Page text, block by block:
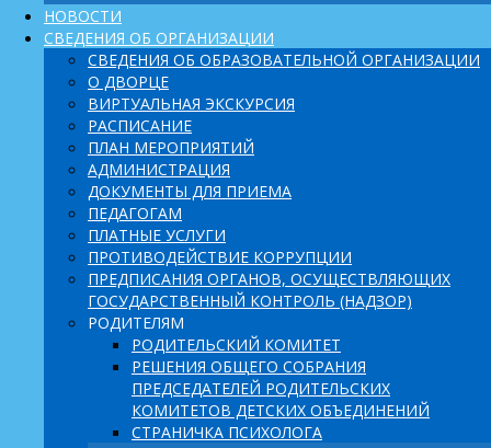
НОВОСТИ
СВЕДЕНИЯ ОБ ОРГАНИЗАЦИИ
СВЕДЕНИЯ ОБ ОБРАЗОВАТЕЛЬНОЙ ОРГАНИЗАЦИИ
О ДВОРЦЕ
ВИРТУАЛЬНАЯ ЭКСКУРСИЯ
РАСПИСАНИЕ
ПЛАН МЕРОПРИЯТИЙ
АДМИНИСТРАЦИЯ
ДОКУМЕНТЫ ДЛЯ ПРИЕМА
ПЕДАГОГАМ
ПЛАТНЫЕ УСЛУГИ
ПРОТИВОДЕЙСТВИЕ КОРРУПЦИИ
ПРЕДПИСАНИЯ ОРГАНОВ, ОСУЩЕСТВЛЯЮЩИХ
ГОСУДАРСТВЕННЫЙ КОНТРОЛЬ (НАДЗОР)
РОДИТЕЛЯМ
РОДИТЕЛЬСКИЙ КОМИТЕТ
РЕШЕНИЯ ОБЩЕГО СОБРАНИЯ
ПРЕДСЕДАТЕЛЕЙ РОДИТЕЛЬСКИХ
КОМИТЕТОВ ДЕТСКИХ ОБЪЕДИНЕНИЙ
СТРАНИЧКА ПСИХОЛОГА